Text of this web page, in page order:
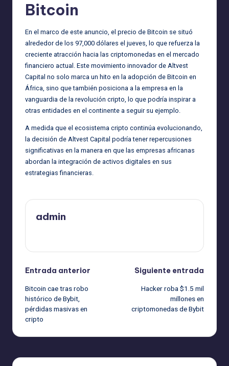
Bitcoin
En el marco de este anuncio, el precio de Bitcoin se situó
alrededor de los 97,000 dólares el jueves, lo que refuerza la
creciente atracción hacia las criptomonedas en el mercado
financiero actual. Este movimiento innovador de Altvest
Capital no solo marca un hito en la adopción de Bitcoin en
África, sino que también posiciona a la empresa en la
vanguardia de la revolución cripto, lo que podría inspirar a
otras entidades en el continente a seguir su ejemplo.
A medida que el ecosistema cripto continúa evolucionando,
la decisión de Altvest Capital podría tener repercusiones
significativas en la manera en que las empresas africanas
abordan la integración de activos digitales en sus
estrategias financieras.
admin
Navegación
de
entradas
Entrada anterior
Bitcoin cae tras robo
histórico de Bybit,
pérdidas masivas en
cripto
Siguiente entrada
Hacker roba $1.5 mil
millones en
criptomonedas de Bybit